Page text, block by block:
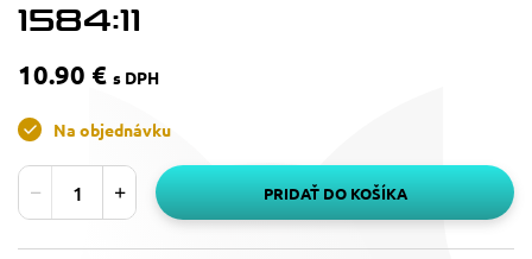
1584:11
10.90 € s DPH
Na objednávku
PRIDAŤ DO KOŠÍKA